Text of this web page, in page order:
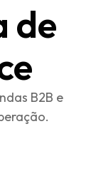
de
B2B e